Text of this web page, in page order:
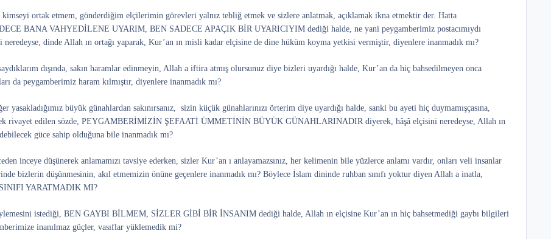
ortak etmem, gönderdiğim elçilerimin görevleri yalnız tebliğ etmek ve sizlere anlatmak, açıklamak ikna etmektir der. Hatta
BANA VAHYEDİLENE UYARIM, BEN SADECE APAÇIK BİR UYARICIYIM dediği halde, ne yani peygamberimiz postacımıydı
dinde Allah ın ortağı yaparak, Kur’an ın misli kadar elçisine de dine hüküm koyma yetkisi vermiştir, diyenlere inanmadık mı?
dışında, sakın haramlar edinmeyin, Allah a iftira atmış olursunuz diye bizleri uyardığı halde, Kur’an da hiç bahsedilmeyen onca
da peygamberimiz haram kılmıştır, diyenlere inanmadık mı?
yasakladığımız büyük günahlardan sakınırsanız, sizin küçük günahlarınızı örterim diye uyardığı halde, sanki bu ayeti hiç duymamışçasına,
rivayet edilen sözde, PEYGAMBERİMİZİN ŞEFAATİ ÜMMETİNİN BÜYÜK GÜNAHLARINADIR diyerek, hâşâ elçisini neredeyse, Allah ın
güce sahip olduğuna bile inanmadık mı?
inceye düşünerek anlamamızı tavsiye ederken, sizler Kur’an ı anlayamazsınız, her kelimenin bile yüzlerce anlamı vardır, onları veli insanlar
bizlerin düşünmesinin, akıl etmemizin önüne geçenlere inanmadık mı? Böylece İslam dininde ruhban sınıfı yoktur diyen Allah a inatla,
YARATMADIK MI?
istediği, BEN GAYBI BİLMEM, SİZLER GİBİ BİR İNSANIM dediği halde, Allah ın elçisine Kur’an ın hiç bahsetmediği gaybı bilgileri
inanılmaz güçler, vasıflar yüklemedik mi?